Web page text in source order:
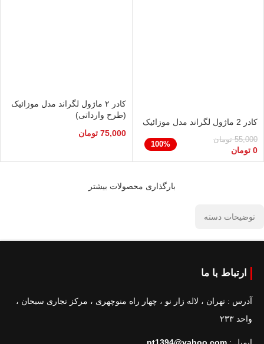
کادر 2 ماژول لگراند مدل موزائیک
55,000 تومان
0 تومان
100%
کادر ۲ ماژول لگراند مدل موزائیک
(طرح وارداتی)
75,000 تومان
بارگذاری محصولات بیشتر
توضیحات دسته
ارتباط با ما
آدرس : تهران ، لاله زار نو ، چهار راه منوچهری ، مرکز تجاری سبحان ،
واحد ۲۳۳